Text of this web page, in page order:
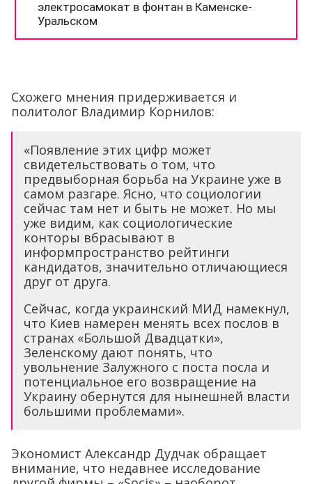
Схожего мнения придерживается и
политолог Владимир Корнилов:
«Появление этих цифр может
свидетельствовать о том, что
предвыборная борьба на Украине уже в
самом разгаре. Ясно, что социологии
сейчас там нет и быть не может. Но мы
уже видим, как социологические
конторы вбрасывают в
информпространство рейтинги
кандидатов, значительно отличающиеся
друг от друга.
Сейчас, когда украинский МИД намекнул,
что Киев намерен менять всех послов в
странах «Большой Двадцатки»,
Зеленскому дают понять, что
увольнение Залужного с поста посла и
потенциальное его возвращение на
Украину обернутся для нынешней власти
большими проблемами».
Экономист Александр Дудчак обращает
внимание, что недавнее исследование